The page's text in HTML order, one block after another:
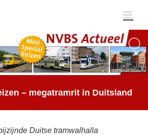
– megatramrit in Duitsland
Duitse tramwalhalla